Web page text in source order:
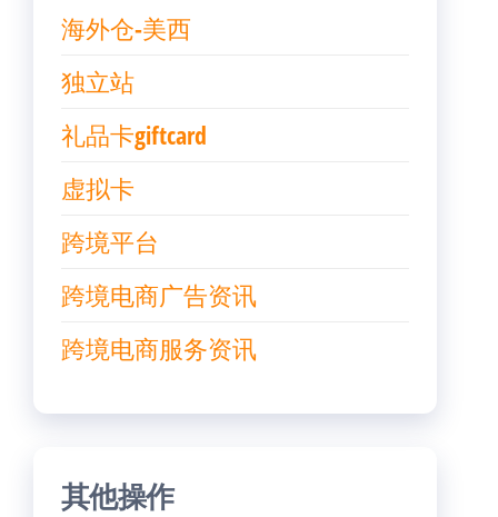
海外仓-美西
独立站
礼品卡giftcard
虚拟卡
跨境平台
跨境电商广告资讯
跨境电商服务资讯
其他操作